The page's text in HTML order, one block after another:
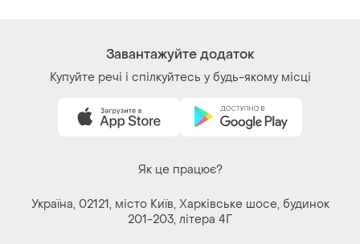
Завантажуйте додаток
Купуйте речі і спілкуйтесь у будь-якому місці
Як це працює?
Україна, 02121, місто Київ, Харківське шосе, будинок
201-203, літера 4Г